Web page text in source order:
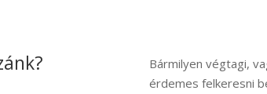
Bármilyen végtagi,
érdemes felkeresni